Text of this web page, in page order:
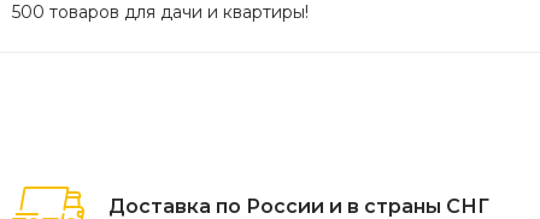
500 товаров для дачи и квартиры!
Доставка по России и в страны СНГ